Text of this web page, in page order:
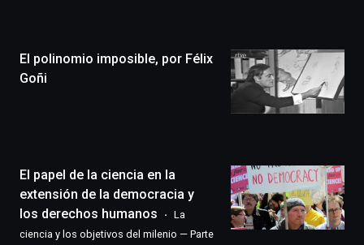
un
festival
monólogos,
exposiciones,
docufórums
y
El polinomio imposible, por Félix
Goñi
El papel de la ciencia en la
extensión de la democracia y
los derechos humanos
La
ciencia y los objetivos del milenio — Parte